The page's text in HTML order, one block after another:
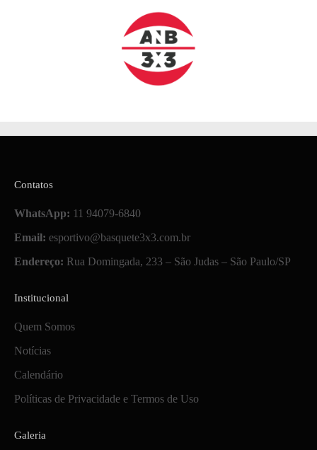
Contatos
WhatsApp: 11 94079-6840
Email: esportivo@basquete3x3.com.br
Endereço: Rua Domingada, 233 – São Judas – São Paulo/SP
Institucional
Quem Somos
Notícias
Calendário
Políticas de Privacidade e Termos de Uso
Galeria